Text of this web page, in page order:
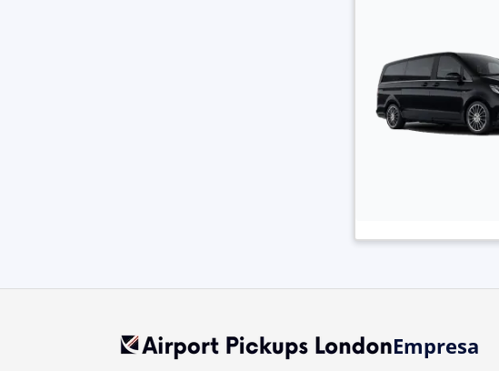
Empresa